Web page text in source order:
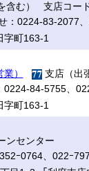
含む） 支店コー
：0224-83-2077
字町163-1
）
支店（出
0224-84-5755、
字町163-1
ンセンター
ｰ0764、022ｰ